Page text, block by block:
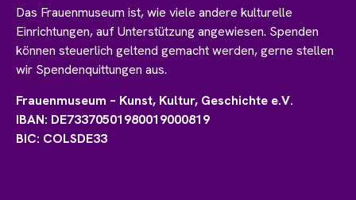
Das Frauenmuseum ist, wie viele andere kulturelle
Einrichtungen, auf Unterstützung angewiesen. Spenden
können steuerlich geltend gemacht werden, gerne stellen
wir Spendenquittungen aus.
Frauenmuseum – Kunst, Kultur, Geschichte e.V.
IBAN: DE73370501980019000819
BIC: COLSDE33